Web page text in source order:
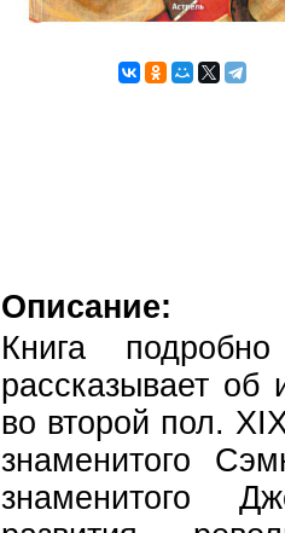
Описание:
Книга
рассказывает
во второй пол.
знаменитого
знаменитого